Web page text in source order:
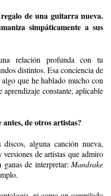
de una guitarra nueva.
simpáticamente a sus
relación profunda con tu
distintos. Esa conciencia de
que he hablado mucho con
aprendizaje constante, aplicable
antes, de otros artistas?
alguna canción nueva,
de artistas que admiro
de interpretar: Mandrake